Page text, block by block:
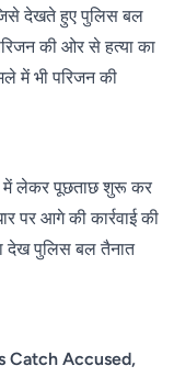
देखते हुए पुलिस बल
की ओर से हत्या का
में भी परिजन की
में लेकर पूछताछ शुरू कर
पर आगे की कार्रवाई की
देख पुलिस बल तैनात
Catch Accused,